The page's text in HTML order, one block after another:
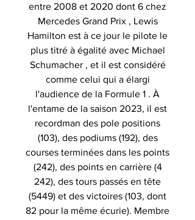
entre 2008 et 2020 dont 6 chez
Mercedes Grand Prix , Lewis
Hamilton est à ce jour le pilote le
plus titré à égalité avec Michael
Schumacher , et il est considéré
comme celui qui a élargi
l'audience de la Formule 1 . À
l'entame de la saison 2023, il est
recordman des pole positions
(103), des podiums (192), des
courses terminées dans les points
(242), des points en carrière (4
242), des tours passés en tête
(5449) et des victoires (103, dont
82 pour la même écurie). Membre